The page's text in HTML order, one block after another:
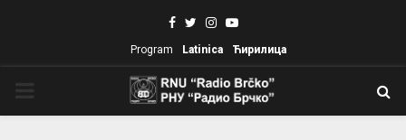
Facebook
TwitterInstagram
Youtube
Program Latinica Ћирилица